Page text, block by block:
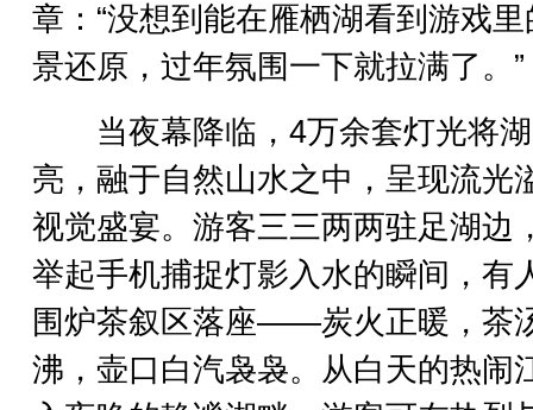
章：“没想到能在雁栖湖看到游戏
景还原，过年氛围一下就拉满了。”
当夜幕降临，4万余套灯光将
亮，融于自然山水之中，呈现流光
视觉盛宴。游客三三两两驻足湖边
举起手机捕捉灯影入水的瞬间，有
围炉茶叙区落座——炭火正暖，茶
沸，壶口白汽袅袅。从白天的热闹